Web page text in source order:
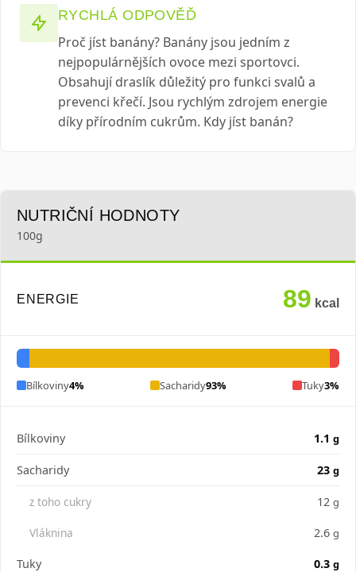
RYCHLÁ ODPOVĚĎ
Proč jíst banány? Banány jsou jedním z
nejpopulárnějších ovoce mezi sportovci.
Obsahují draslík důležitý pro funkci svalů a
prevenci křečí. Jsou rychlým zdrojem energie
díky přírodním cukrům. Kdy jíst banán?
NUTRIČNÍ HODNOTY
100g
ENERGIE 89 kcal
Bílkoviny4% Sacharidy93% Tuky3%
Bílkoviny 1.1 g
Sacharidy 23 g
z toho cukry 12 g
Vláknina 2.6 g
Tuky 0.3 g